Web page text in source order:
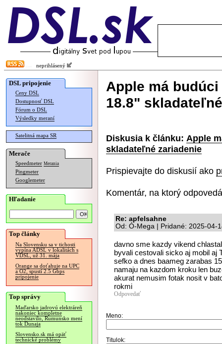
neprihlásený
DSL pripojenie
Ceny DSL
Dostupnosť DSL
Fórum o DSL
Výsledky meraní
Satelitná mapa SR
Merače
Speedmeter Merania
Pingmeter
Googlemeter
Hľadanie
Top články
Na Slovensku sa v tichosti
vypína ADSL v lokalitách s
VDSL, už 31. mája
Orange sa doťahuje na UPC
a O2, spustí 2.5 Gbps
pripojenie
Top správy
Maďarsko jadrovú elektráreň
nakoniec kompletne
neodstavilo, Rumunsko mení
tok Dunaja
Slovensko.sk má opäť
technické problémy
Apple má
18.8"
Diskusia k článku: Apple
skladateľné zariadenie
Prispievajte do diskusií ako
Komentár, na ktorý
Re: apfelsahne
Od: Ó-Mega | Pridané: 2025-04-
davno sme kazdy vikend
byvali cestovali sicko aj mobil aj
sefko a dnes baameg zarabas
namaju na kazdom kroku len
akurat nemusim fotak nosit v
rokmi
Odpovedať
Meno:
Titulok: